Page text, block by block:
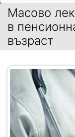
Масово
в
възраст